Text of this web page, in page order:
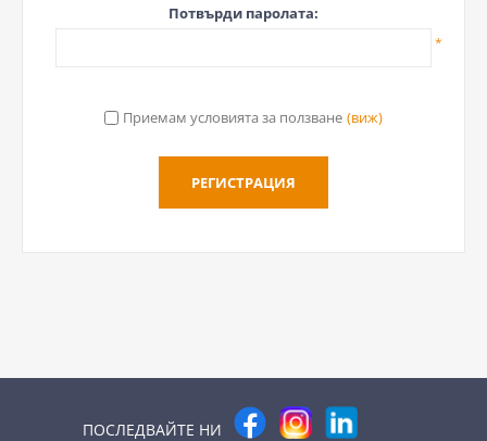
Потвърди паролата:
*
Приемам условията за ползване (виж)
ПОСЛЕДВАЙТЕ НИ